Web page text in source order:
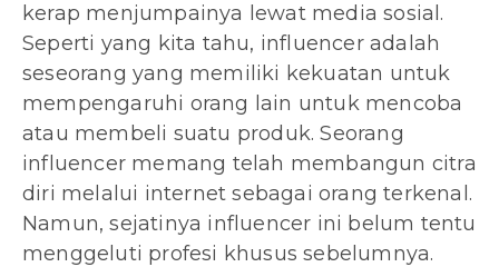
kerap menjumpainya lewat media sosial.
Seperti yang kita tahu, influencer adalah
seseorang yang memiliki kekuatan untuk
mempengaruhi orang lain untuk mencoba
atau membeli suatu produk. Seorang
influencer memang telah membangun citra
diri melalui internet sebagai orang terkenal.
Namun, sejatinya influencer ini belum tentu
menggeluti profesi khusus sebelumnya.